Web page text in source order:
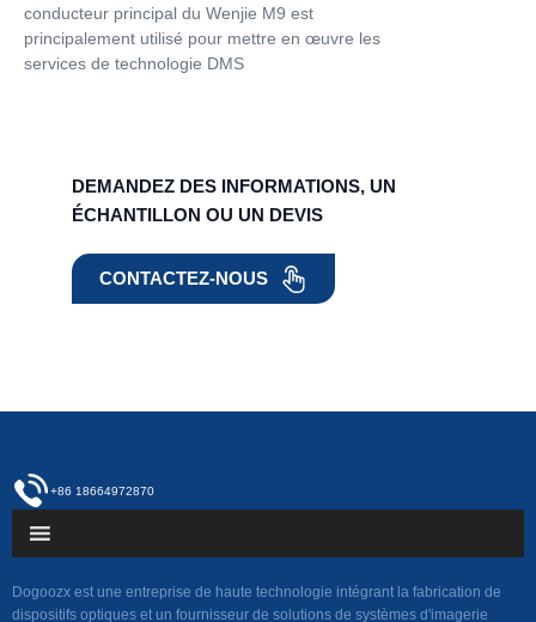
conducteur principal du Wenjie M9 est
principalement utilisé pour mettre en œuvre les
services de technologie DMS
DEMANDEZ DES INFORMATIONS, UN
ÉCHANTILLON OU UN DEVIS
CONTACTEZ-NOUS
+86 18664972870
Dogoozx est une entreprise de haute technologie intégrant la fabrication de
dispositifs optiques et un fournisseur de solutions de systèmes d'imagerie